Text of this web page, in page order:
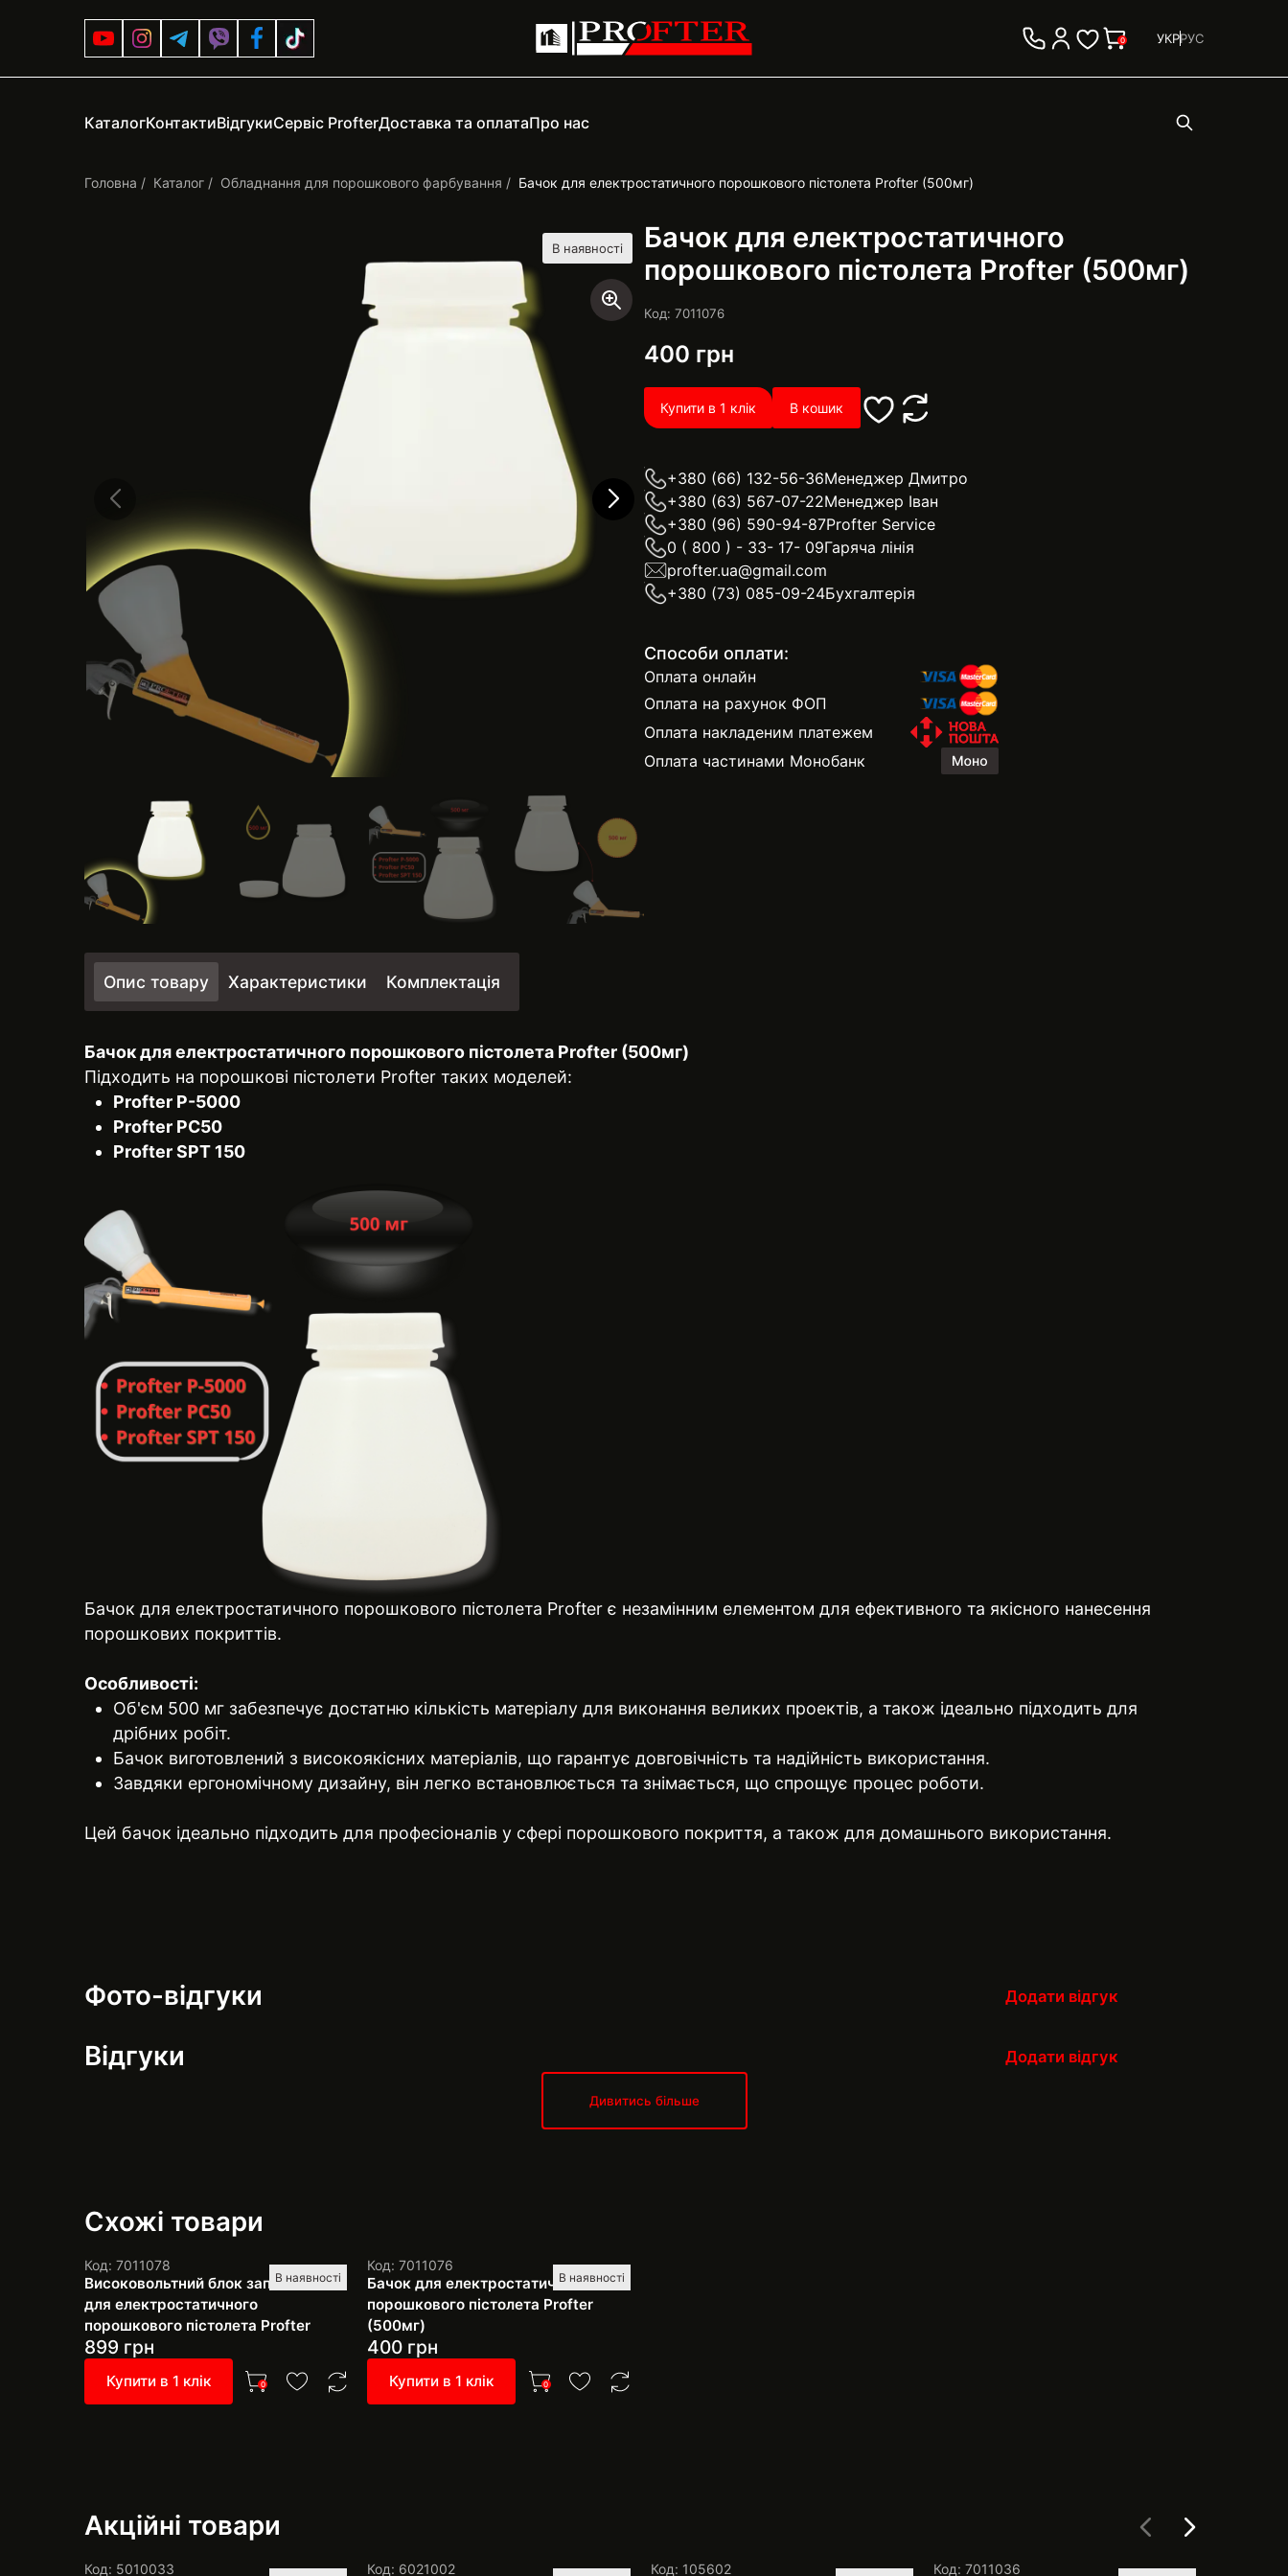
0 УКРРУС
КаталогКонтактиВідгукиСервіс ProfterДоставка та оплатаПро нас
Головна Каталог Обладнання для порошкового фарбування Бачок для електростатичного порошкового пістолета Profter (500мг)
В наявності
Бачок для електростатичного
порошкового пістолета Profter (500мг)
Код: 7011076
400 грн
Купити в 1 клік В кошик
+380 (66) 132-56-36Менеджер Дмитро
+380 (63) 567-07-22Менеджер Іван
+380 (96) 590-94-87Profter Service
0 ( 800 ) - 33- 17- 09Гаряча лінія
profter.ua@gmail.com
+380 (73) 085-09-24Бухгалтерія
Способи оплати:
Оплата онлайн
Оплата на рахунок ФОП
Оплата накладеним платежем
Оплата частинами Монобанк
Опис товару Характеристики Комплектація
Бачок для електростатичного порошкового пістолета Profter (500мг)
Підходить на порошкові пістолети Profter таких моделей:
Profter Р-5000
Profter PC50
Profter SPT 150
Бачок для електростатичного порошкового пістолета Profter є незамінним елементом для ефективного та якісного нанесення
порошкових покриттів.
Особливості:
Об'єм 500 мг забезпечує достатню кількість матеріалу для виконання великих проектів, а також ідеально підходить для
дрібних робіт.
Бачок виготовлений з високоякісних матеріалів, що гарантує довговічність та надійність використання.
Завдяки ергономічному дизайну, він легко встановлюється та знімається, що спрощує процес роботи.
Цей бачок ідеально підходить для професіоналів у сфері порошкового покриття, а також для домашнього використання.
Фото-відгуки Додати відгук
Відгуки Додати відгук
Дивитись більше
Схожі товари
В наявності
Код: 7011078
Високовольтний блок запобіжник
для електростатичного
порошкового пістолета Profter
899 грн
Купити в 1 клік 0
В наявності
Код: 7011076
Бачок для електростатичного
порошкового пістолета Profter
(500мг)
400 грн
Купити в 1 клік 0
Акційні товари
Код: 5010033 Код: 6021002 Код: 105602 Код: 7011036